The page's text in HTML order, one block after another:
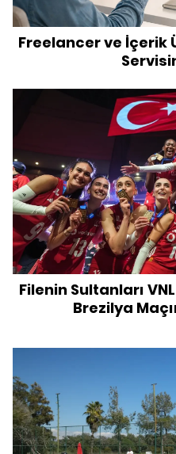
Freelancer ve İçerik
Filenin Sultanları
Brezilya